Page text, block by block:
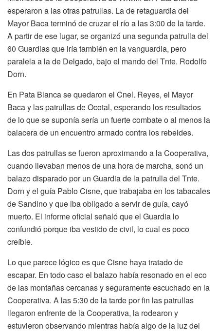
esperaron a las otras patrullas. La de retaguardia del
Mayor Baca terminó de cruzar el río a las 3:00 de la tarde.
A partir de ese lugar, se organizó una segunda patrulla del
60 Guardias que iría también en la vanguardia, pero
paralela a la de Delgado, bajo el mando del Tnte. Rodolfo
Dorn.
En Pata Blanca se quedaron el Cnel. Reyes, el Mayor
Baca y las patrullas de Ocotal, esperando los resultados
de lo que se suponía sería un fuerte combate o al menos la
balacera de un encuentro armado contra los rebeldes.
Las dos patrullas se fueron aproximando a la Cooperativa,
cuando llevaban menos de una hora de marcha, sonó un
balazo disparado por un Guardia de la patrulla del Tnte.
Dorn y el guía Pablo Cisne, que trabajaba en los tabacales
de Sandino y que iba obligado a servir de guía, cayó
muerto. El informe oficial señaló que el Guardia lo
confundió porque iba vestido de civil, lo cual es poco
creíble.
Lo que parece lógico es que Cisne haya tratado de
escapar. En todo caso el balazo había resonado en el eco
de las montañas cercanas y seguramente escuchado en la
Cooperativa. A las 5:30 de la tarde por fin las patrullas
llegaron enfrente de la Cooperativa, la rodearon y
estuvieron observando mientras había algo de la luz del